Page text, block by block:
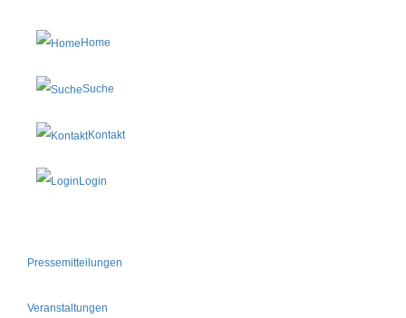
Home
Suche
Kontakt
Login
Pressemitteilungen
Veranstaltungen